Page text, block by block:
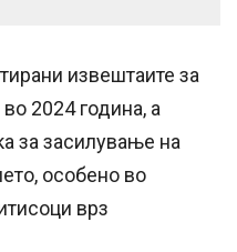
извештаите за
2024 година, а
за засилување на
особено во
врз